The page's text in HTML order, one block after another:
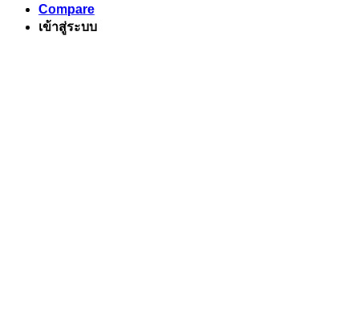
Compare
เข้าสู่ระบบ